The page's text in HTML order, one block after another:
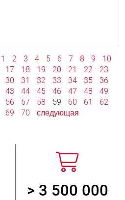
1 2 3 4 5 6 7 8 9
10
17 18 19 20 21 22
23
30 31 32 33 34 35
36
43 44 45 46 47 48
49
56 57 58 59 60 61
62
69 70
следующая
> 3 500 000